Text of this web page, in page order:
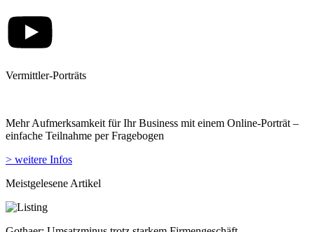
Vermittler-Porträts
Mehr Aufmerksamkeit für Ihr Business mit einem Online-Porträt –
einfache Teilnahme per Fragebogen
> weitere Infos
Meistgelesene Artikel